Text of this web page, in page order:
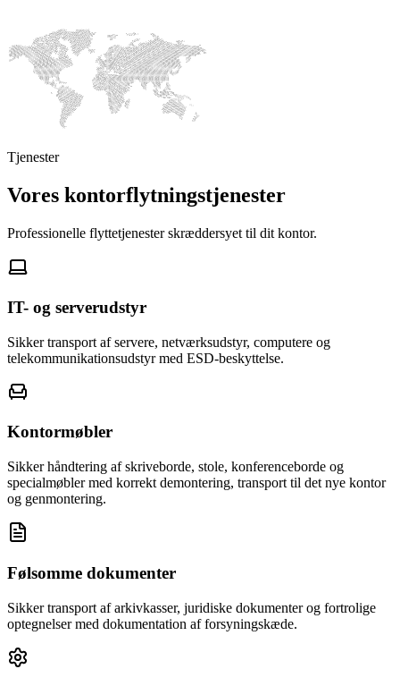
Tjenester
Vores kontorflytningstjenester
Professionelle flyttetjenester skræddersyet til dit kontor.
IT- og serverudstyr
Sikker transport af servere, netværksudstyr, computere og
telekommunikationsudstyr med ESD-beskyttelse.
Kontormøbler
Sikker håndtering af skriveborde, stole, konferenceborde og
specialmøbler med korrekt demontering, transport til det nye kontor
og genmontering.
Følsomme dokumenter
Sikker transport af arkivkasser, juridiske dokumenter og fortrolige
optegnelser med dokumentation af forsyningskæde.